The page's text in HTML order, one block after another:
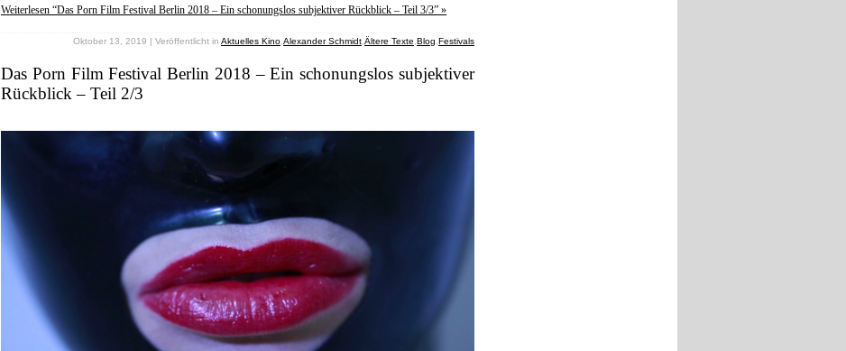
Weiterlesen “Das Porn Film Festival Berlin 2018 – Ein schonungslos subjektiver Rückblick – Teil 3/3” »
Oktober 13, 2019 | Veröffentlicht in Aktuelles Kino Alexander Schmidt Ältere Texte Blog Festivals
Das Porn Film Festival Berlin 2018 – Ein schonungslos subjektiver
Rückblick – Teil 2/3